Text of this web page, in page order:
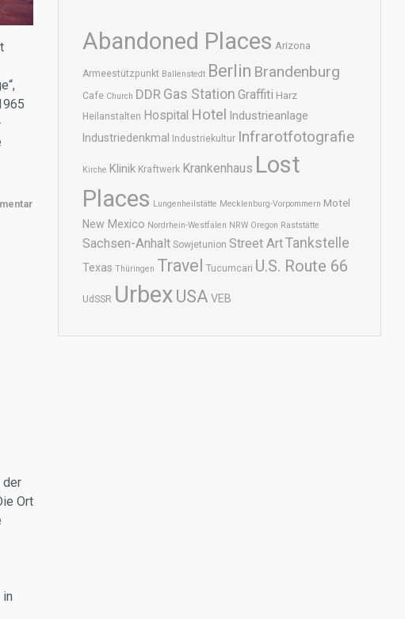
der
Ort
Abandoned Places Arizona
Armeestützpunkt Ballenstedt Berlin Brandenburg
Cafe Church DDR Gas Station Graffiti Harz
Heilanstalten Hospital Hotel Industrieanlage
Industriedenkmal Industriekultur Infrarotfotografie
Kirche Klinik Kraftwerk Krankenhaus Lost
Places Lungenheilstätte Mecklenburg-Vorpommern Motel
New Mexico Nordrhein-Westfalen NRW Oregon Raststätte
Sachsen-Anhalt Sowjetunion Street ArtTankstelle
Texas Thüringen Travel Tucumcari U.S. Route 66
UdSSR Urbex USA VEB